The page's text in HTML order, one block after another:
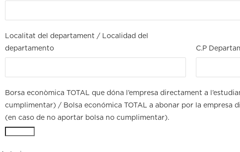
Localitat del departament / Localidad del
departamento
C.P
Borsa econòmica TOTAL que dóna l’empresa directament a
cumplimentar) / Bolsa económica TOTAL a abonar por la empresa
(en caso de no aportar bolsa no cumplimentar).